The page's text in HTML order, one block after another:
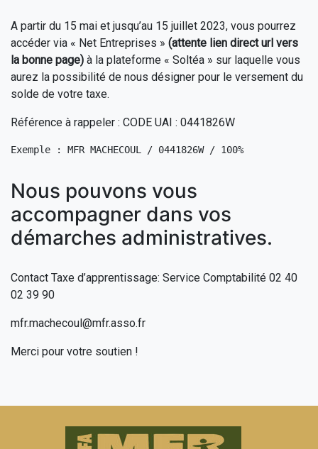
A partir du 15 mai et jusqu’au 15 juillet 2023, vous pourrez
accéder via « Net Entreprises » (attente lien direct url vers
la bonne page) à la plateforme « Soltéa » sur laquelle vous
aurez la possibilité de nous désigner pour le versement du
solde de votre taxe.
Référence à rappeler : CODE UAI : 0441826W
Exemple : MFR MACHECOUL / 0441826W / 100%
Nous pouvons vous
accompagner dans vos
démarches administratives.
Contact Taxe d’apprentissage: Service Comptabilité 02 40
02 39 90
mfr.machecoul@mfr.asso.fr
Merci pour votre soutien !